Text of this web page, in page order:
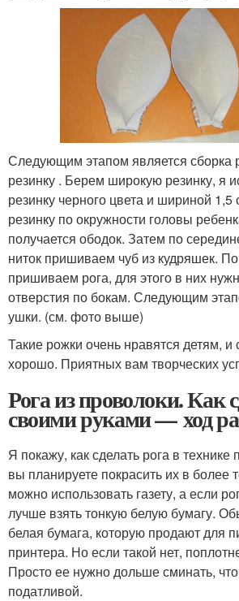
Следующим этапом является сборка
резинку . Берем широкую резинку, я
резинку черного цвета и шириной
резинку по окружности головы
получается ободок. Затем по
ниток пришиваем чуб из кудряшек.
пришиваем рога, для этого в них
отверстия по бокам. Следующим
ушки. (см. фото выше)
Такие рожки очень нравятся детям, и
хорошо. Приятных вам творческих
Рога из проволоки. Как
своими руками — ход
Я покажу, как сделать рога в
вы планируете покрасить их в более
можно использовать газету, а если
лучше взять тонкую белую бумагу.
белая бумага, которую продают для
принтера. Но если такой нет,
Просто ее нужно дольше сминать,
податливой.